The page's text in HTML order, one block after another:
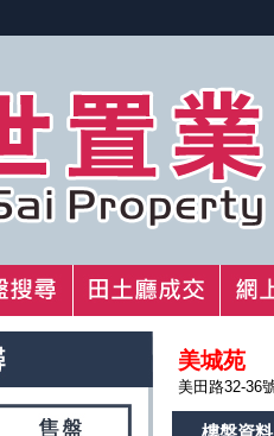
美城苑
美田路32-36
樓盤資料